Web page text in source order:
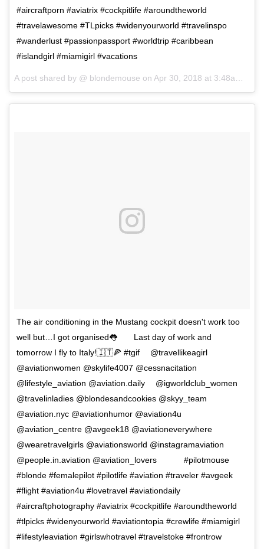
#aircraftporn #aviatrix #cockpitlife #aroundtheworld
#travelawesome #TLpicks #widenyourworld #travelinspo
#wanderlust #passionpassport #worldtrip #caribbean
#islandgirl #miamigirl #vacations
A post shared by @ blondemouse on Apr 30, 2018 at 3:48am PDT
The air conditioning in the Mustang cockpit doesn't work too
well but…I got organised👅⠀ ⠀ Last day of work and
tomorrow I fly to Italy!🇮🇹🍕 #tgif ⠀ @travellikeagirl
@aviationwomen @skylife4007 @cessnacitation
@lifestyle_aviation @aviation.daily ⠀ @igworldclub_women
@travelinladies @blondesandcookies @skyy_team
@aviation.nyc @aviationhumor @aviation4u
@aviation_centre @avgeek18 @aviationeverywhere
@wearetravelgirls @aviationsworld @instagramaviation
@people.in.aviation @aviation_lovers ⠀ ⠀ ⠀ #pilotmouse
#blonde #femalepilot #pilotlife #aviation #traveler #avgeek
#flight #aviation4u #lovetravel #aviationdaily
#aircraftphotography #aviatrix #cockpitlife #aroundtheworld
#tlpicks #widenyourworld #aviationtopia #crewlife #miamigirl
#lifestyleaviation #girlswhotravel #travelstoke #frontrow